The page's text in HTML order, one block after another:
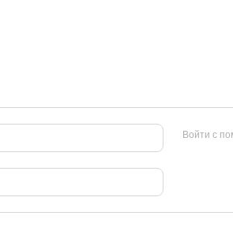
Войти с